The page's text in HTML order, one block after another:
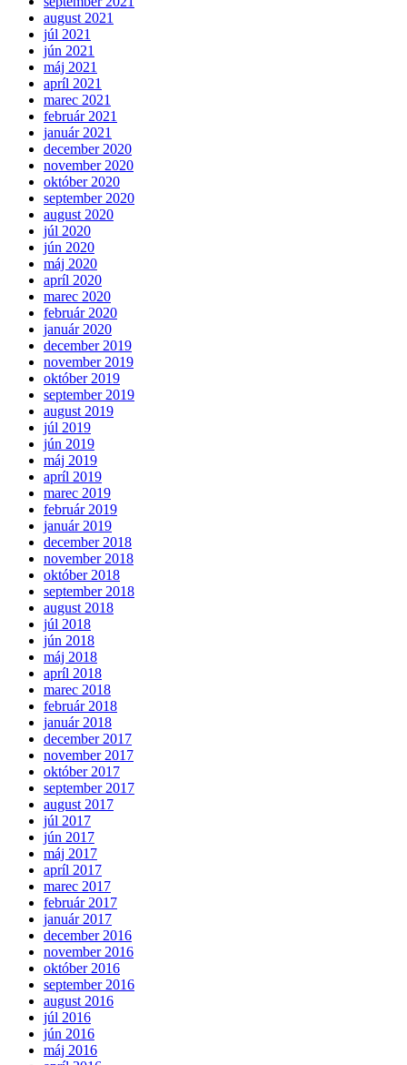
august 2021
júl 2021
jún 2021
máj 2021
apríl 2021
marec 2021
február 2021
január 2021
december 2020
november 2020
október 2020
september 2020
august 2020
júl 2020
jún 2020
máj 2020
apríl 2020
marec 2020
február 2020
január 2020
december 2019
november 2019
október 2019
september 2019
august 2019
júl 2019
jún 2019
máj 2019
apríl 2019
marec 2019
február 2019
január 2019
december 2018
november 2018
október 2018
september 2018
august 2018
júl 2018
jún 2018
máj 2018
apríl 2018
marec 2018
február 2018
január 2018
december 2017
november 2017
október 2017
september 2017
august 2017
júl 2017
jún 2017
máj 2017
apríl 2017
marec 2017
február 2017
január 2017
december 2016
november 2016
október 2016
september 2016
august 2016
júl 2016
jún 2016
máj 2016